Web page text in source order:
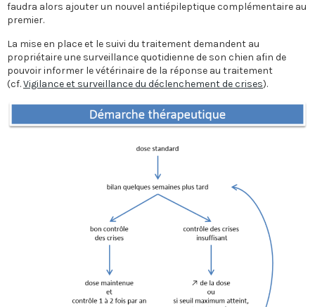
faudra alors ajouter un nouvel antiépileptique complémentaire au
premier.
La mise en place et le suivi du traitement demandent au
propriétaire une surveillance quotidienne de son chien afin de
pouvoir informer le vétérinaire de la réponse au traitement
(cf.Vigilance et surveillance du déclenchement de crises).